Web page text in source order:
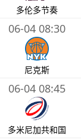
多伦多节奏
06-04 08:30
尼克斯
06-04 08:45
多米尼加共和国